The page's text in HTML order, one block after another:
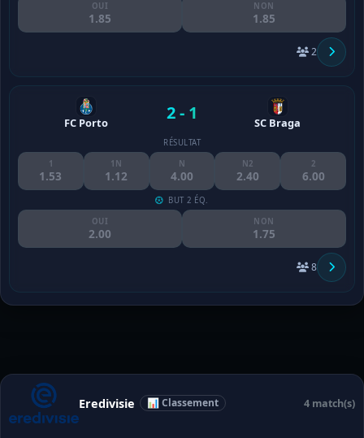
OUI
1.85
NON
1.85
2
FC Porto 2 - 1 SC Braga
RÉSULTAT
1
1.53
1N
1.12
N
4.00
N2
2.40
2
6.00
BUT 2 ÉQ.
OUI
2.00
NON
1.75
8
Eredivisie 📊 Classement 4 match(s)